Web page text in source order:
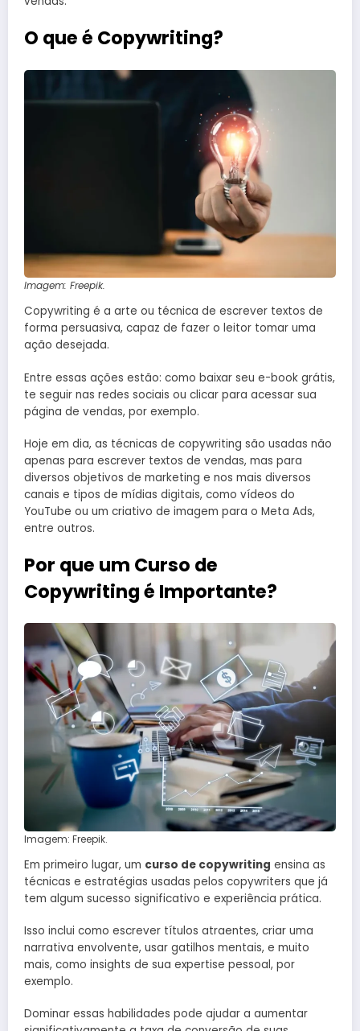
O que é Copywriting?
Imagem: Freepik.
Copywriting é a arte ou técnica de escrever textos de
forma persuasiva, capaz de fazer o leitor tomar uma
ação desejada.
Entre essas ações estão: como baixar seu e-book grátis,
te seguir nas redes sociais ou clicar para acessar sua
página de vendas, por exemplo.
Hoje em dia, as técnicas de copywriting são usadas não
apenas para escrever textos de vendas, mas para
diversos objetivos de marketing e nos mais diversos
canais e tipos de mídias digitais, como vídeos do
YouTube ou um criativo de imagem para o Meta Ads,
entre outros.
Por que um Curso de
Copywriting é Importante?
Imagem: Freepik.
Em primeiro lugar, um curso de copywriting ensina as
técnicas e estratégias usadas pelos copywriters que já
tem algum sucesso significativo e experiência prática.
Isso inclui como escrever títulos atraentes, criar uma
narrativa envolvente, usar gatilhos mentais, e muito
mais, como insights de sua expertise pessoal, por
exemplo.
Dominar essas habilidades pode ajudar a aumentar